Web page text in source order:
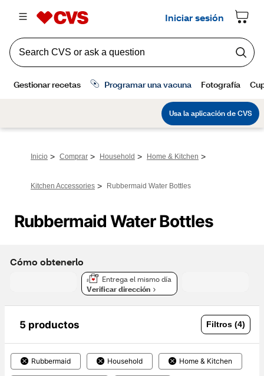
Inicio > Comprar > Household > Home & Kitchen >
Kitchen Accessories > Rubbermaid Water Bottles
Rubbermaid Water Bottles
Cómo obtenerlo
Entrega el mismo día
Verificar dirección
5 productos Filtros (4)
Rubbermaid Household Home & Kitchen